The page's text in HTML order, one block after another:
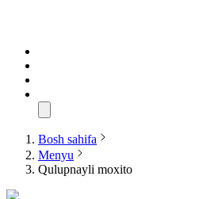
Bosh sahifa
Menyu
Qulupnayli moxito